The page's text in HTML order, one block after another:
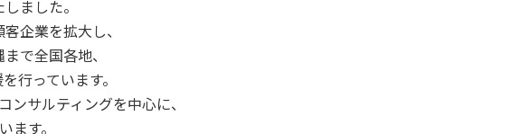
ました。
企業を拡大し、
で全国各地、
行っています。
サルティングを中心に、
す。